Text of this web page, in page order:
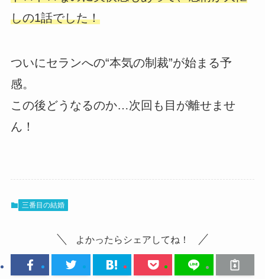
しの1話でした！
ついにセランへの“本気の制裁”が始まる予
感。
この後どうなるのか…次回も目が離せませ
ん！
三番目の結婚
よかったらシェアしてね！